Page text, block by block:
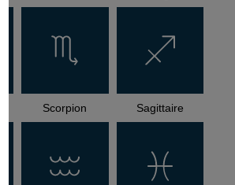
Scorpion Sagittaire